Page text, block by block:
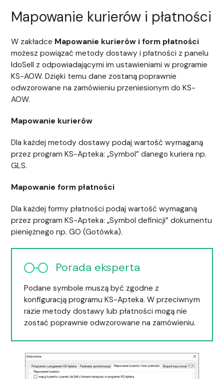
Mapowanie kurierów i płatności
W zakładce Mapowanie kurierów i form płatności
możesz powiązać metody dostawy i płatności z panelu
IdoSell z odpowiadającymi im ustawieniami w programie
KS-AOW. Dzięki temu dane zostaną poprawnie
odwzorowane na zamówieniu przeniesionym do KS-
AOW.
Mapowanie kurierów
Dla każdej metody dostawy podaj wartość wymaganą
przez program KS-Apteka: „Symbol” danego kuriera np.
GLS.
Mapowanie form płatności
Dla każdej formy płatności podaj wartość wymaganą
przez program KS-Apteka: „Symbol definicji” dokumentu
pieniężnego np. GO (Gotówka).
Porada eksperta
Podane symbole muszą być zgodne z
konfiguracją programu KS-Apteka. W przeciwnym
razie metody dostawy lub płatności mogą nie
zostać poprawnie odwzorowane na zamówieniu.